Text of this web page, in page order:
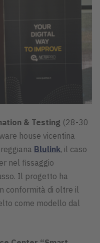
& Testing (28-30
house vicentina
Blulink, il caso
nel fissaggio
Il progetto ha
conformità di oltre il
come modello dal